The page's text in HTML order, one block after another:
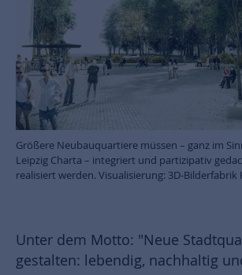
Größere Neubauquartiere müssen – ganz im
Leipzig Charta – integriert und partizipativ
realisiert werden. Visualisierung: 3D-Bilderfabrik
Unter dem Motto: "Neue
gestalten: lebendig, nachhaltig